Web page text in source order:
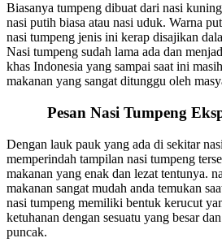
Biasanya tumpeng dibuat dari nasi
nasi putih biasa atau nasi uduk. Warna
nasi tumpeng jenis ini kerap disajikan
Nasi tumpeng sudah lama ada dan
khas Indonesia yang sampai saat ini
makanan yang sangat ditunggu oleh
Pesan Nasi Tumpeng
Dengan lauk pauk yang ada di sekitar
memperindah tampilan nasi tumpeng
makanan yang enak dan lezat tentunya.
makanan sangat mudah anda temukan
nasi tumpeng memiliki bentuk kerucut
ketuhanan dengan sesuatu yang besar
puncak.